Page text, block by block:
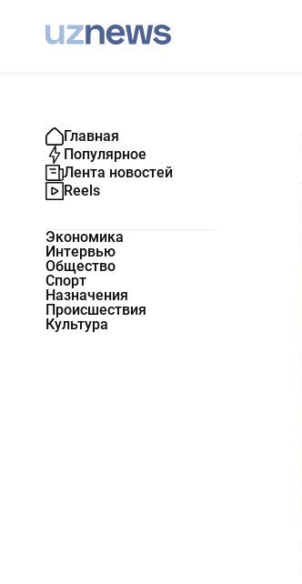
Главная
Популярное
Лента новостей
Reels
Экономика
Интервью
Общество
Спорт
Назначения
Происшествия
Культура